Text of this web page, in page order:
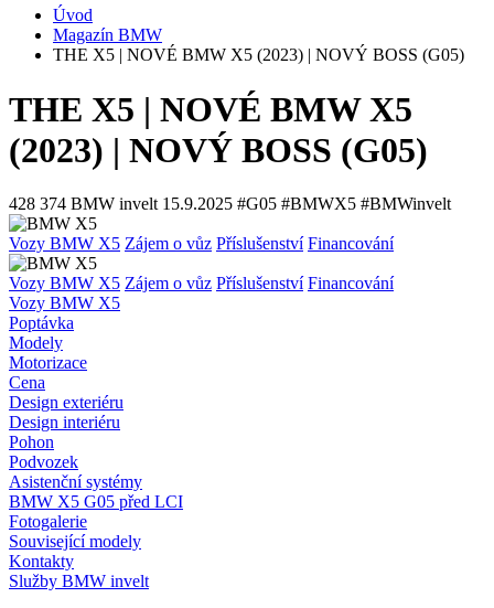
Úvod
Magazín BMW
THE X5 | NOVÉ BMW X5 (2023) | NOVÝ BOSS (G05)
THE X5 | NOVÉ BMW X5
(2023) | NOVÝ BOSS (G05)
428 374 BMW invelt 15.9.2025 #G05 #BMWX5 #BMWinvelt
Vozy BMW X5 Zájem o vůz Příslušenství Financování
Vozy BMW X5 Zájem o vůz Příslušenství Financování
Vozy BMW X5
Poptávka
Modely
Motorizace
Cena
Design exteriéru
Design interiéru
Pohon
Podvozek
Asistenční systémy
BMW X5 G05 před LCI
Fotogalerie
Související modely
Kontakty
Služby BMW invelt